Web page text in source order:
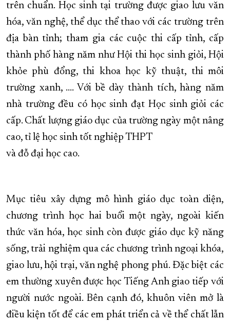
XÂY DỰNG KHÁNH HÒA TRỞ THÀNH THÀNH PHỐ TRỰC THUỘC
ĐẠI HỘI ĐẢNG CÁC CẤP TRANG CHỦ VỀ BÁO KHÁNH HÒA
trên chuẩn. Học sinh tại trường được giao lưu văn
hóa, văn nghệ, thể dục thể thao với các trường trên
địa bàn tỉnh; tham gia các cuộc thi cấp tỉnh, cấp
thành phố hàng năm như Hội thi học sinh giỏi, Hội
khỏe phù đổng, thi khoa học kỹ thuật, thi môi
trường xanh, .... Với bề dày thành tích, hàng năm
nhà trường đều có học sinh đạt Học sinh giỏi các
cấp. Chất lượng giáo dục của trường ngày một nâng
cao, tỉ lệ học sinh tốt nghiệp THPT
và đỗ đại học cao.
Mục tiêu xây dựng mô hình giáo dục toàn diện,
chương trình học hai buổi một ngày, ngoài kiến
thức văn hóa, học sinh còn được giáo dục kỹ năng
sống, trải nghiệm qua các chương trình ngoại khóa,
giao lưu, hội trại, văn nghệ phong phú. Đặc biệt các
em thường xuyên được học Tiếng Anh giao tiếp với
người nước ngoài. Bên cạnh đó, khuôn viên mở là
điều kiện tốt để các em phát triển cả về thể chất lẫn